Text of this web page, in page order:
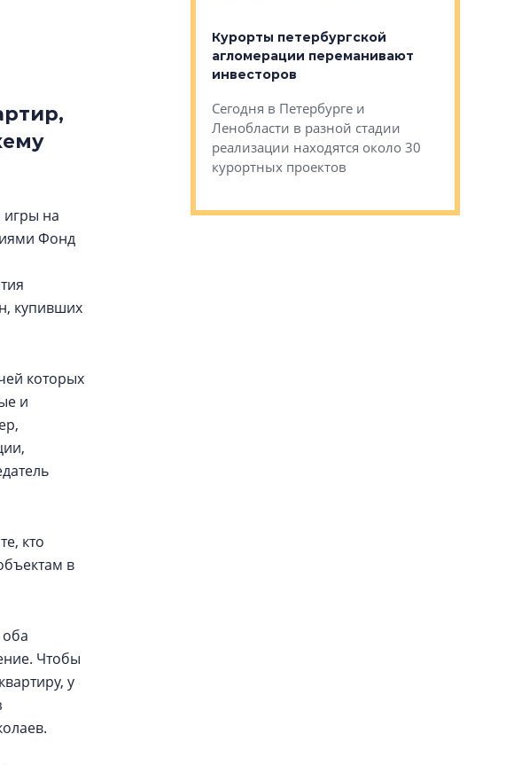
игры на
Фонд
купивших
которых
и
кто
в
Чтобы
у
Курорты петербургской
агломерации переманивают
инвесторов
Сегодня в Петербурге и
Ленобласти в разной стадии
реализации находятся около 30
курортных проектов